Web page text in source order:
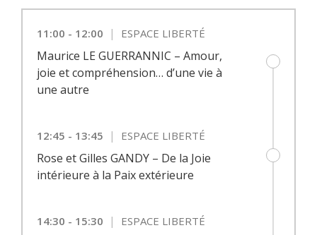
11:00 - 12:00 | ESPACE LIBERTÉ
Maurice LE GUERRANNIC – Amour,
joie et compréhension… d’une vie à
une autre
12:45 - 13:45 | ESPACE LIBERTÉ
Rose et Gilles GANDY – De la Joie
intérieure à la Paix extérieure
14:30 - 15:30 | ESPACE LIBERTÉ